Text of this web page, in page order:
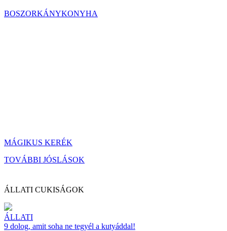
BOSZORKÁNYKONYHA
MÁGIKUS KERÉK
TOVÁBBI JÓSLÁSOK
ÁLLATI CUKISÁGOK
ÁLLATI
9 dolog, amit soha ne tegyél a kutyáddal!